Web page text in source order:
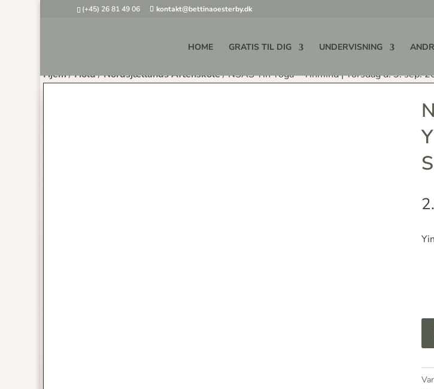
(+45) 26 81 49 06 kontakt@bettinaoesterby.dk
HOME GRATIS TIL DIG UNDERVISNING
Hjem/Hold/Nordsjællands Aftenskole/ NSAS Yin Yoga – Yinmind | Torsdag d. 3. sep.